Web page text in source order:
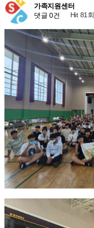
가족지원센터
댓글 0건
Hit 81회